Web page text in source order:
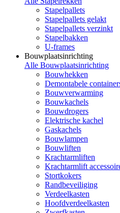
Stapelpallets
Stapelpallets gelakt
Stapelpallets verzinkt
Stapelbakken
U-frames
Bouwplaatsinrichting
Alle Bouwplaatsinrichting
Bouwhekken
Demontabele
Bouwverwarming
Bouwkachels
Bouwdrogers
Elektrische kachel
Gaskachels
Bouwlampen
Bouwliften
Krachtarmliften
Krachtarmlift
Stortkokers
Randbeveiliging
Verdeelkasten
Hoofdverdeelkasten